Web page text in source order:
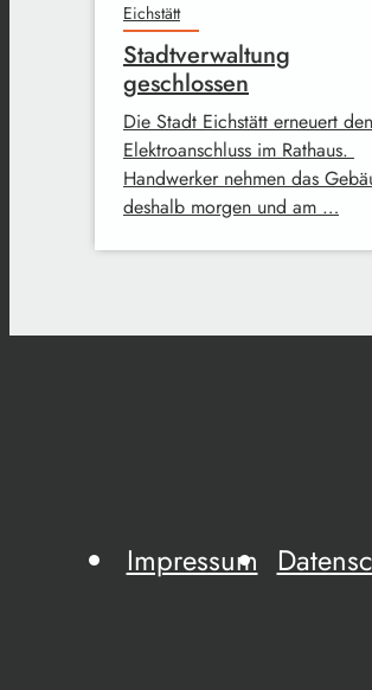
Eichstätt
Stadtverwaltung
geschlossen
Die Stadt Eichstätt erneuert den
Elektroanschluss im Rathaus.
Handwerker nehmen das
deshalb morgen und am …
Impressum